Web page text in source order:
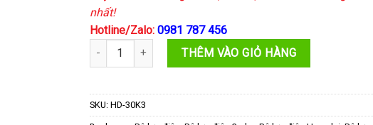
nhất!
Hotline/Zalo: 0981 787 456
Bộ lưu điện UPS 30KVA Hyundai HD-30K3 (3P/3P) số lượng
THÊM VÀO GIỎ HÀNG
SKU: HD-30K3